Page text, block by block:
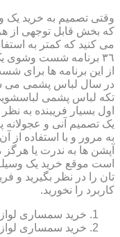
وقتی تصمیم به خرید یک
که بخش قابل توجهی از
می کنید که کمتر به
٣٦ برنامه شست وشوی
از این برنامه ها
در سال لباس پشمی می
تکه لباس پشمی
اول بسیار فریبنده به
یک تصمیم آنی و عجولانه
به مرور و با استفاده از
آپشن ها به ندرت یا هرگز
است موقع خرید یک
تان را در نظر بگیرید و
کاربرد را نخورید.
خرید سمساری
خرید سمساری